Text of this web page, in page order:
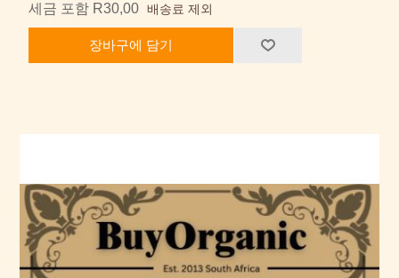
세금 포함 R30,00 배송료 제외
장바구에 담기